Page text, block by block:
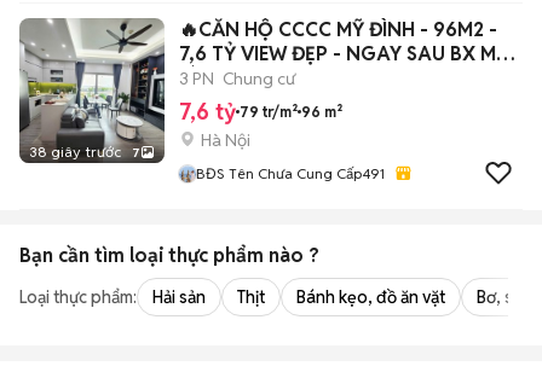
38 giây trước 7
🔥CĂN HỘ CCCC MỸ ĐÌNH - 96M2 -
7,6 TỶ VIEW ĐẸP - NGAY SAU BX MỸ
ĐÌNH🔥
3 PN Chung cư
7,6 tỷ 79 tr/m² 96 m²
Hà Nội
BĐS Tên Chưa Cung Cấp491
Bạn cần tìm loại thực phẩm nào ?
Loại thực phẩm: Hải sản Thịt Bánh kẹo, đồ ăn vặt Bơ,